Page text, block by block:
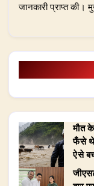
जानकारी प्राप्त की।
मौत
फँसे थे
ऐसे